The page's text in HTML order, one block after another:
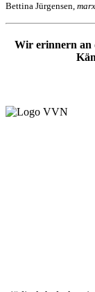
Bettina Jürgensen,
Wir erinnern an